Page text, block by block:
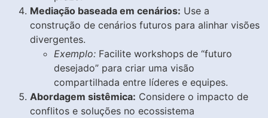
Mediação baseada em cenários: Use a
construção de cenários futuros para alinhar visões
divergentes.
Exemplo: Facilite workshops de “futuro
desejado” para criar uma visão
compartilhada entre líderes e equipes.
Abordagem sistêmica: Considere o impacto de
conflitos e soluções no ecossistema